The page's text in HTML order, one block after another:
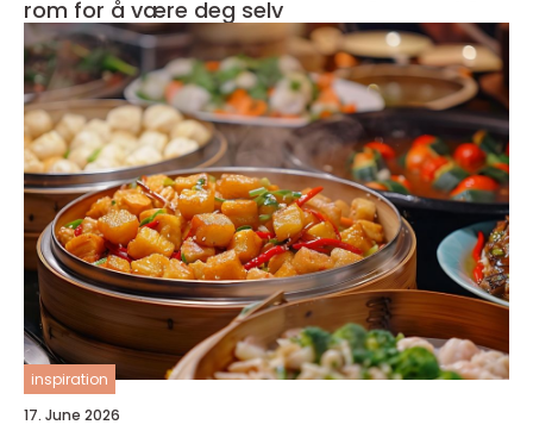
rom for å være deg selv
inspiration
17. June 2026